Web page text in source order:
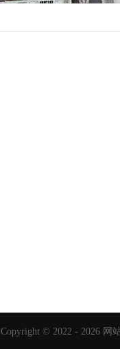
Copyright © 2022 - 2026 网